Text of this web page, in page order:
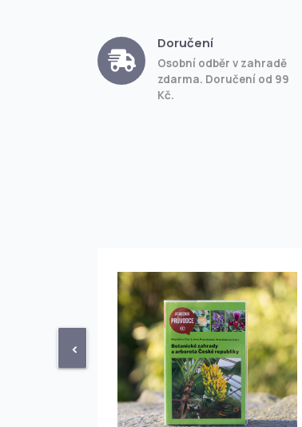
Doručení
Osobní odběr v zahradě
zdarma. Doručení od 99
Kč.
<